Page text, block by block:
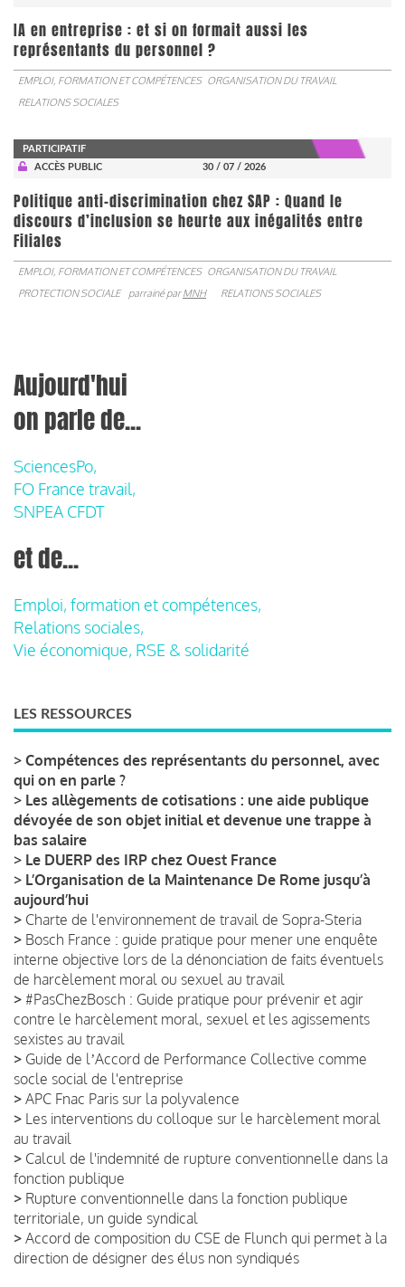
IA en entreprise : et si on formait aussi les
représentants du personnel ?
EMPLOI, FORMATION ET COMPÉTENCES ORGANISATION DU TRAVAIL
RELATIONS SOCIALES
PARTICIPATIF
ACCÈS PUBLIC
30 / 07 / 2026
Politique anti-discrimination chez SAP : Quand le
discours d’inclusion se heurte aux inégalités entre
Filiales
EMPLOI, FORMATION ET COMPÉTENCES ORGANISATION DU TRAVAIL
PROTECTION SOCIALE
parrainé parMNH RELATIONS SOCIALES
Aujourd'hui
on parle de...
SciencesPo,
FO France travail,
SNPEA CFDT
et de...
Emploi, formation et compétences,
Relations sociales,
Vie économique, RSE & solidarité
LES RESSOURCES
> Compétences des représentants du personnel, avec
qui on en parle ?
> Les allègements de cotisations : une aide publique
dévoyée de son objet initial et devenue une trappe à
bas salaire
> Le DUERP des IRP chez Ouest France
> L’Organisation de la Maintenance De Rome jusqu’à
aujourd’hui
> Charte de l'environnement de travail de Sopra-Steria
> Bosch France : guide pratique pour mener une enquête
interne objective lors de la dénonciation de faits éventuels
de harcèlement moral ou sexuel au travail
> #PasChezBosch : Guide pratique pour prévenir et agir
contre le harcèlement moral, sexuel et les agissements
sexistes au travail
> Guide de lʼAccord de Performance Collective comme
socle social de l'entreprise
> APC Fnac Paris sur la polyvalence
> Les interventions du colloque sur le harcèlement moral
au travail
> Calcul de l'indemnité de rupture conventionnelle dans la
fonction publique
> Rupture conventionnelle dans la fonction publique
territoriale, un guide syndical
> Accord de composition du CSE de Flunch qui permet à la
direction de désigner des élus non syndiqués